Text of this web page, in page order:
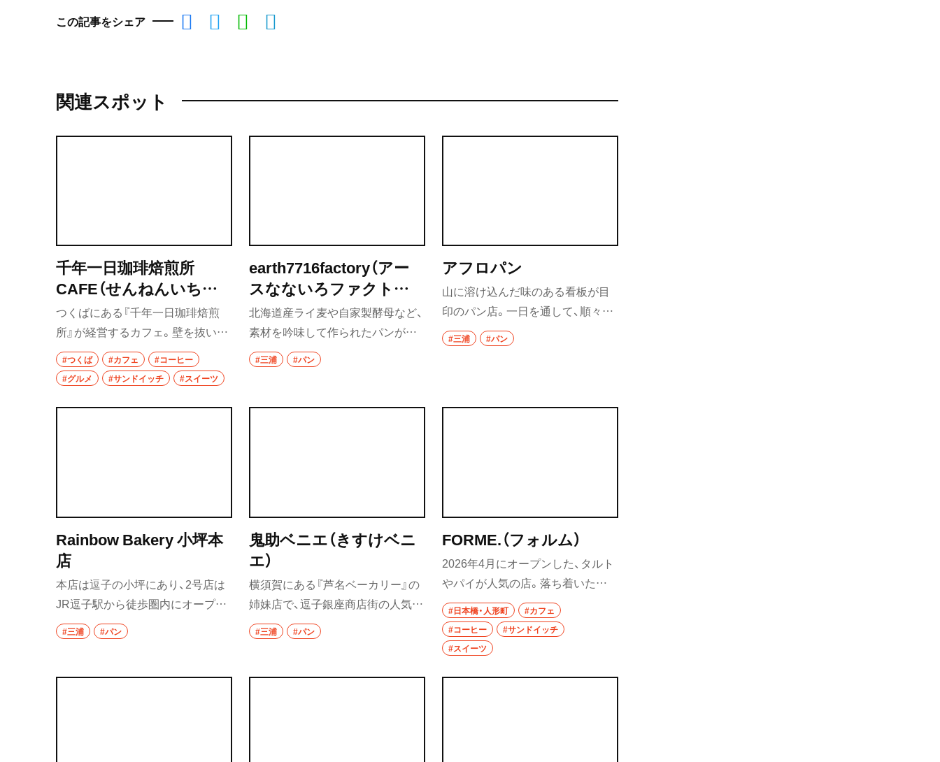
この記事をシェア
関連スポット
千年一日珈琲焙煎所
CAFE（せんねんいちじ
つこーひーばいせんじょ
カフェ）
つくばにある『千年一日珈琲焙煎
所』が経営するカフェ。壁を抜いた
り、カウンターを立てたり、自分た
ちで改装をした店内はギャラリー
も兼ね、展示によって席の配置を変
えている。ドリップコーヒーはゆ
#つくば #カフェ
#コーヒー
#グルメ
#サンドイッチ #スイーツ
earth7716factory（アー
スなないろファクトリ
ー）
北海道産ライ麦や自家製酵母など、
素材を吟味して作られたパンが並
び、店内には談笑と軽快な調理音、
パンのいい香りが広がる。ショー
も。滋味深いパンだけでなく、魅力
#三浦 #パン
アフロパン
山に溶け込んだ味のある看板が目
印のパン店。一日を通して、順々に
焼きたて・できたてを提供してい
る。30〜40種類ほどあるパンは、そ
も調整。パンの焼き上がり時間は
#三浦 #パン
Rainbow Bakery 小坪本
店
本店は逗子の小坪にあり、2号店は
JR逗子駅から徒歩圏内にオープン
した。「日常になじむ街のパン屋」
として、ショーケースには食パン、
ずらりと並ぶ。イチオシは、フレッ
#三浦 #パン
鬼助ベニエ（きすけベニ
エ）
横須賀にある『芦名ベーカリー』の
姉妹店で、逗子銀座商店街の人気
店。看板商品のカレーパンはもち
ろん、店名にもなっているふわっも
ベニエも人気だ。粉糖、きな粉、シ
#三浦 #パン
FORME.（フォルム）
2026年4月にオープンした、タルト
やパイが人気の店。落ち着いた雰
囲気の店内は、カウンターも席がゆ
ったりと配置され、1人客でも気兼
ねなく過ごすことができる。具が
たっぷり入ったフォカッチャサン
ドやクロワッサンサンドもおすす
#日本橋・人形町
#カフェ
#コーヒー
#サンドイッチ
#スイーツ